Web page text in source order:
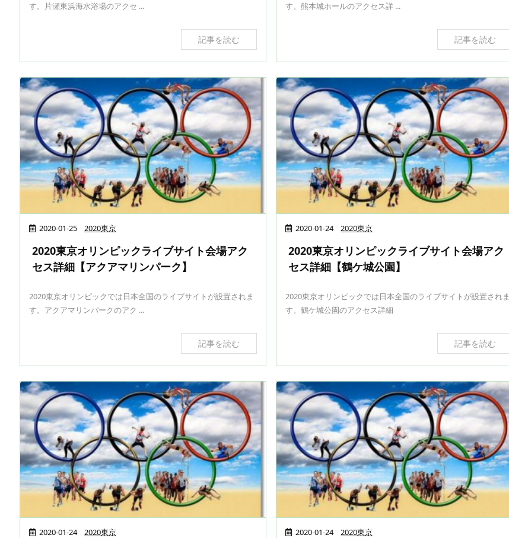
す。片瀬東浜海水浴場のアクセ ...
記事を読む
す。熊本城ホールのアクセス詳 ...
記事を読む
2020-01-25 2020東京
2020東京オリンピックライブサイト会場アク
セス詳細【アクアマリンパーク】
2020東京オリンピックでは日本全国のライブサイトが設置されま
す。アクアマリンパークのアク ...
記事を読む
2020-01-24 2020東京
2020東京オリンピックライブサイト会場アク
セス詳細【鶴ケ城公園】
2020東京オリンピックでは日本全国のライブサイトが設置されま
す。鶴ケ城公園のアクセス詳細
記事を読む
2020-01-24 2020東京 2020-01-24 2020東京